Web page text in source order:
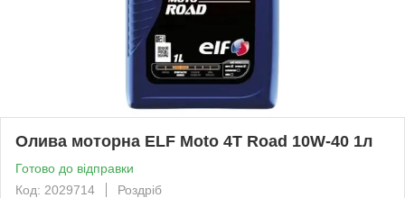
Олива моторна ELF Moto 4Т Road 10W-40 1л
Готово до відправки
Код: 2029714
Роздріб